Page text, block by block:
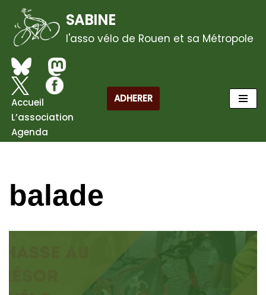
Aller
au
contenu
SABINE
l'asso vélo de Rouen et sa Métropole
Accueil
L’association
Agenda
ADHERER
balade